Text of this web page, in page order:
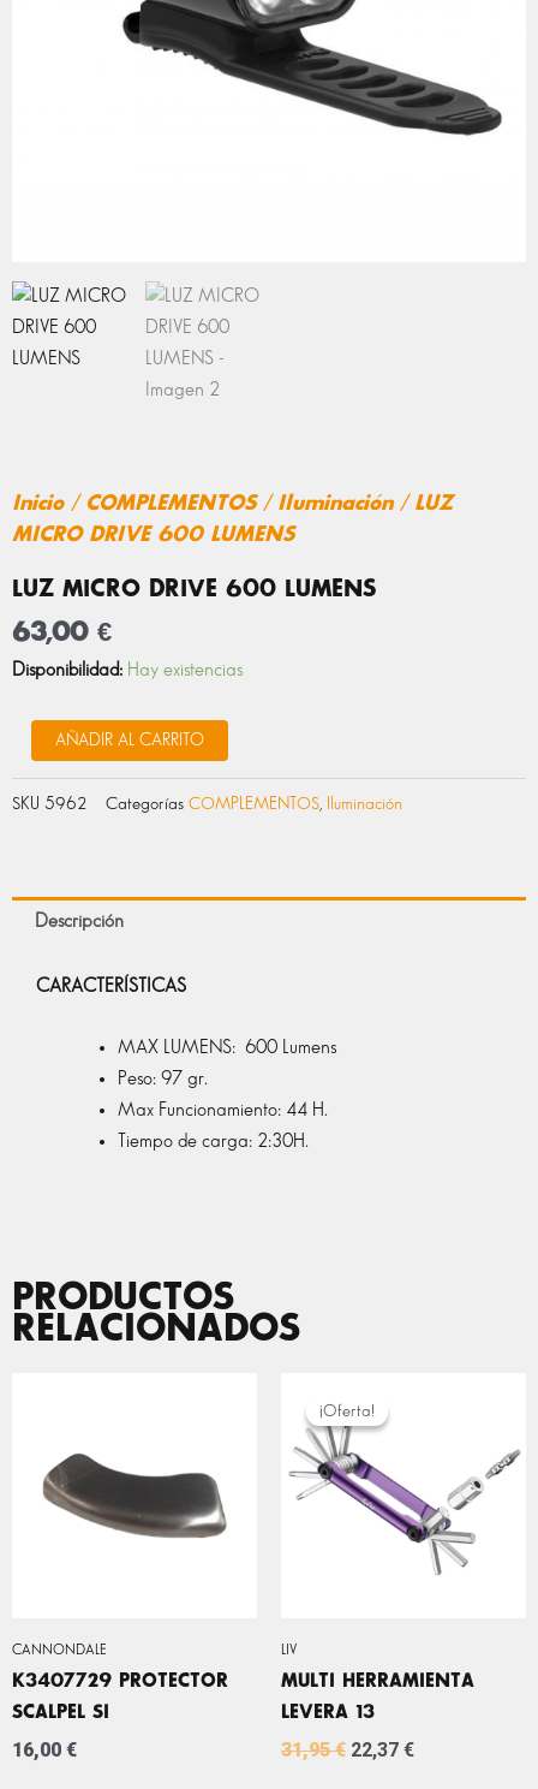
Inicio/ COMPLEMENTOS/ Iluminación/ LUZ
MICRO DRIVE 600 LUMENS
LUZ MICRO DRIVE 600 LUMENS
63,00 €
Disponibilidad: Hay existencias
LUZ
LUMENS
AÑADIR AL CARRITO
SKU 5962 Categorías COMPLEMENTOS Iluminación
Descripción
CARACTERÍSTICAS
MAX LUMENS: 600 Lumens
Peso: 97 gr.
Max Funcionamiento: 44 H.
Tiempo de carga: 2:30H.
PRODUCTOS
RELACIONADOS
CANNONDALE
K3407729 PROTECTOR
SCALPEL SI
16,00 €
¡Oferta!
LIV
¡Oferta!
MULTI HERRAMIENTA
LEVERA 13
31,95€
PRECIO
ORIGINAL
ERA:
31,95 €.
22,37 €
22,37 €.